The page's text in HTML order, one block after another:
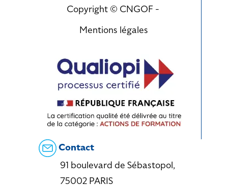
Copyright © CNGOF -
Mentions légales
Contact
91 boulevard de Sébastopol,
75002 PARIS